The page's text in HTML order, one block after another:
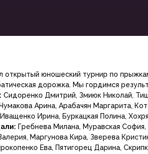
открытый юношеский турнир по
дорожка. Мы гордимся
Сидоренко Дмитрий, Змиюк Николай,
Арина, Арабачян Маргарита,
Ирина, Буркацкая Полина,
Гребнева Милана, Муравская София,
Маргунова Кира, Зверева
Ева, Пятигорец Дарина,